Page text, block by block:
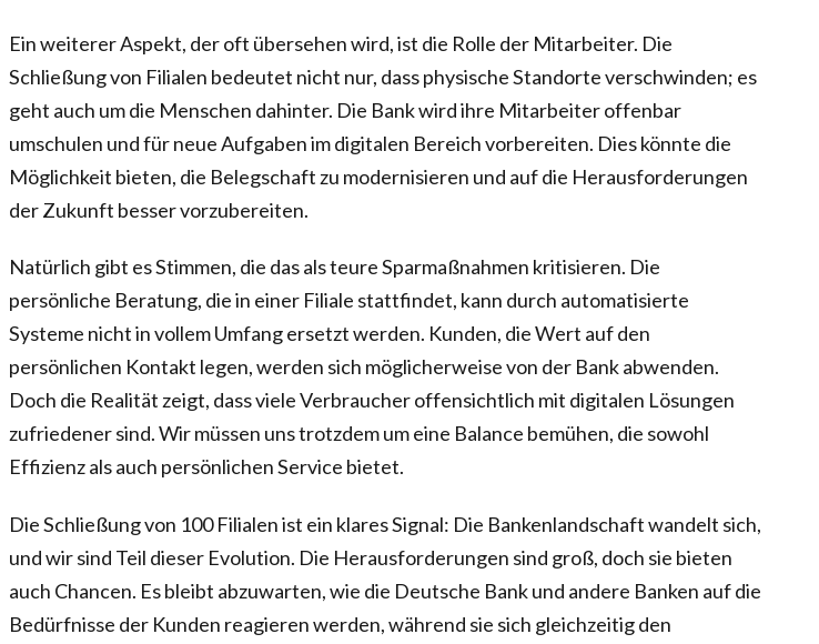
Ein weiterer Aspekt, der oft übersehen wird, ist die Rolle der Mitarbeiter. Die
Schließung von Filialen bedeutet nicht nur, dass physische Standorte verschwinden; es
geht auch um die Menschen dahinter. Die Bank wird ihre Mitarbeiter offenbar
umschulen und für neue Aufgaben im digitalen Bereich vorbereiten. Dies könnte die
Möglichkeit bieten, die Belegschaft zu modernisieren und auf die Herausforderungen
der Zukunft besser vorzubereiten.
Natürlich gibt es Stimmen, die das als teure Sparmaßnahmen kritisieren. Die
persönliche Beratung, die in einer Filiale stattfindet, kann durch automatisierte
Systeme nicht in vollem Umfang ersetzt werden. Kunden, die Wert auf den
persönlichen Kontakt legen, werden sich möglicherweise von der Bank abwenden.
Doch die Realität zeigt, dass viele Verbraucher offensichtlich mit digitalen Lösungen
zufriedener sind. Wir müssen uns trotzdem um eine Balance bemühen, die sowohl
Effizienz als auch persönlichen Service bietet.
Die Schließung von 100 Filialen ist ein klares Signal: Die Bankenlandschaft wandelt sich,
und wir sind Teil dieser Evolution. Die Herausforderungen sind groß, doch sie bieten
auch Chancen. Es bleibt abzuwarten, wie die Deutsche Bank und andere Banken auf die
Bedürfnisse der Kunden reagieren werden, während sie sich gleichzeitig den